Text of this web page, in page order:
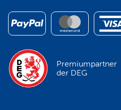
Premiumpartner
der DEG